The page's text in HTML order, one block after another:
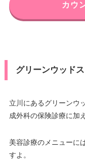
カウ
グリーンウッド
立川にあるグリーンウ
成外科の保険診療に加
美容診療のメニューに
すよ。